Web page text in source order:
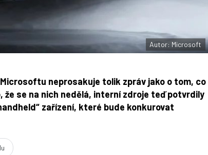
Autor: Microsoft
neprosakuje tolik zpráv jako o tom, co
že se na nich nedělá, interní zdroje teď potvrdily
zařízení, které bude konkurovat